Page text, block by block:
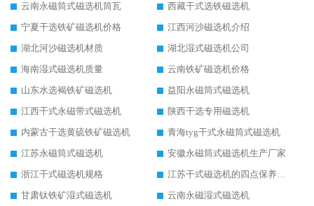
云南永磁筒式磁选机筒瓦
西藏干式选铁磁选机
宁夏干选铁矿磁选机价格
江西河沙磁选机介绍
湖北河沙磁选机材质
湖北湿式磁选机公司
海南湿式磁选机质量
云南铁矿磁选机价格
山东水选褐铁矿磁选机
益阳永磁筒式磁选机
江西干式永磁带式磁选机
陕西干选专用磁选机
内蒙古干选黄硫铁矿磁选机
青海tyg干式永磁筒式磁选机
江苏永磁筒式磁选机
安徽永磁筒式磁选机生产厂家
浙江干式磁选机规格
江苏干式磁选机的四点保养秘籍
甘肃钛铁矿湿式磁选机
云南永磁湿式磁选机